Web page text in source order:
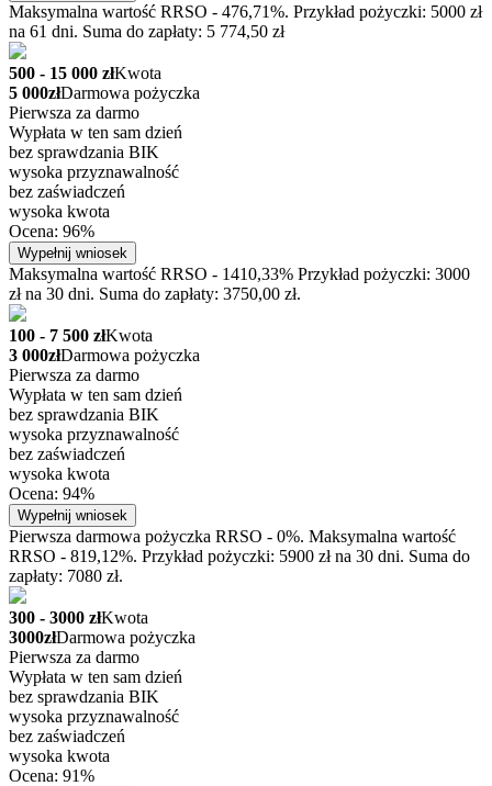
Maksymalna wartość RRSO - 476,71%. Przykład pożyczki: 5000 zł
na 61 dni. Suma do zapłaty: 5 774,50 zł
500 - 15 000 złKwota
5 000złDarmowa pożyczka
Pierwsza za darmo
Wypłata w ten sam dzień
bez sprawdzania BIK
wysoka przyznawalność
bez zaświadczeń
wysoka kwota
Ocena: 96%
Wypełnij wniosek
Maksymalna wartość RRSO - 1410,33% Przykład pożyczki: 3000
zł na 30 dni. Suma do zapłaty: 3750,00 zł.
100 - 7 500 złKwota
3 000złDarmowa pożyczka
Pierwsza za darmo
Wypłata w ten sam dzień
bez sprawdzania BIK
wysoka przyznawalność
bez zaświadczeń
wysoka kwota
Ocena: 94%
Wypełnij wniosek
Pierwsza darmowa pożyczka RRSO - 0%. Maksymalna wartość
RRSO - 819,12%. Przykład pożyczki: 5900 zł na 30 dni. Suma do
zapłaty: 7080 zł.
300 - 3000 złKwota
3000złDarmowa pożyczka
Pierwsza za darmo
Wypłata w ten sam dzień
bez sprawdzania BIK
wysoka przyznawalność
bez zaświadczeń
wysoka kwota
Ocena: 91%